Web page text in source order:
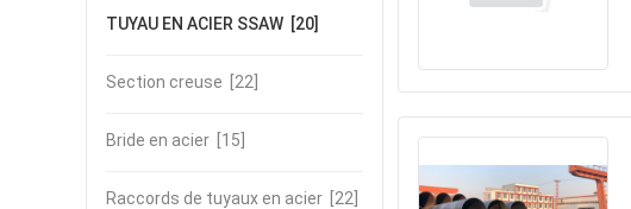
TUYAU EN ACIER SSAW [20]
Section creuse [22]
Bride en acier [15]
Raccords de tuyaux en acier [22]